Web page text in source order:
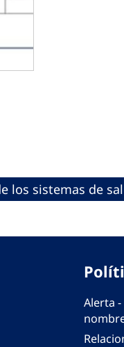
los sistemas de
Alerta